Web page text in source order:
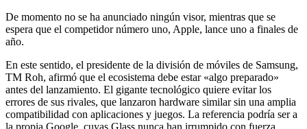
De momento no se ha anunciado ningún visor, mientras que se
espera que el competidor número uno, Apple, lance uno a finales de
año.
En este sentido, el presidente de la división de móviles de Samsung,
TM Roh, afirmó que el ecosistema debe estar «algo preparado»
antes del lanzamiento. El gigante tecnológico quiere evitar los
errores de sus rivales, que lanzaron hardware similar sin una amplia
compatibilidad con aplicaciones y juegos. La referencia podría ser a
la propia Google, cuyas Glass nunca han irrumpido con fuerza